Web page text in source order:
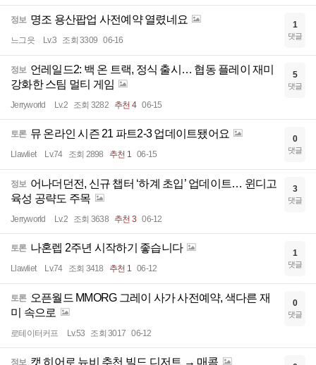
정보 명조 용산팝업 사전예약 열렸네요
느그읏 Lv.3 조회 3309 06-16
1
댓글
정보 언레일드2: 백 온 트랙, 정식 출시… 협동 플레이 재미
강화한 스팀 멀티 게임
Jerryworld Lv.2 조회 3282 추천 4 06-15
5
댓글
토론 뮤 온라인 시즌 21 파트2-3 업데이트됐어요
Llawliet Lv.74 조회 2898 추천 1 06-15
0
댓글
정보 어나더던전, 신규 챕터 ‘하계 초입’ 업데이트… 윈디고
육성 공략도 주목
Jerryworld Lv.2 조회 3638 추천 3 06-12
3
댓글
토론 나혼렙 2주년 시작하기 좋습니다
Llawliet Lv.74 조회 3418 추천 1 06-12
1
댓글
토론 오픈월드 MMORG 그레이 사가 사전예약, 색다른 재
미 속으로
로테이터커프 Lv.53 조회 3017 06-12
0
댓글
정보 캣 히어로 뉴비 추천 빌드 디저트 → 매콤